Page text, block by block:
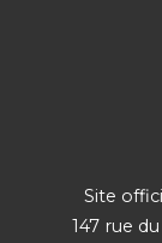
Site
147 rue